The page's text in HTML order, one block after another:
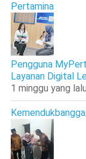
Pertamina
Pengguna
Layanan Digital
1 minggu yang lalu